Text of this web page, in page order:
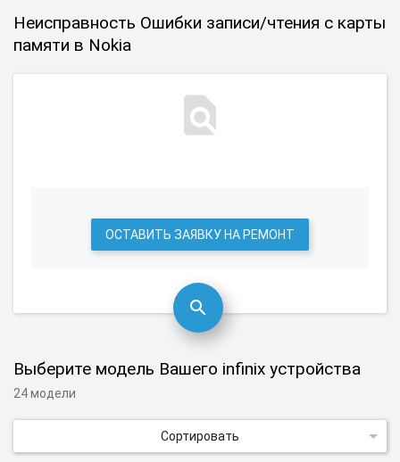
Неисправность Ошибки записи/чтения с карты
памяти в Nokia
ОСТАВИТЬ ЗАЯВКУ НА РЕМОНТ
Выберите модель Вашего infinix устройства
24 модели
Сортировать